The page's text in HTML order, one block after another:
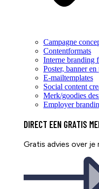
Campagne
Contentformats
Interne branding
Poster, banner
E-mailtemplates
Social content
Merk/goodies
Employer
DIRECT EEN GRATIS
Gratis advies over je